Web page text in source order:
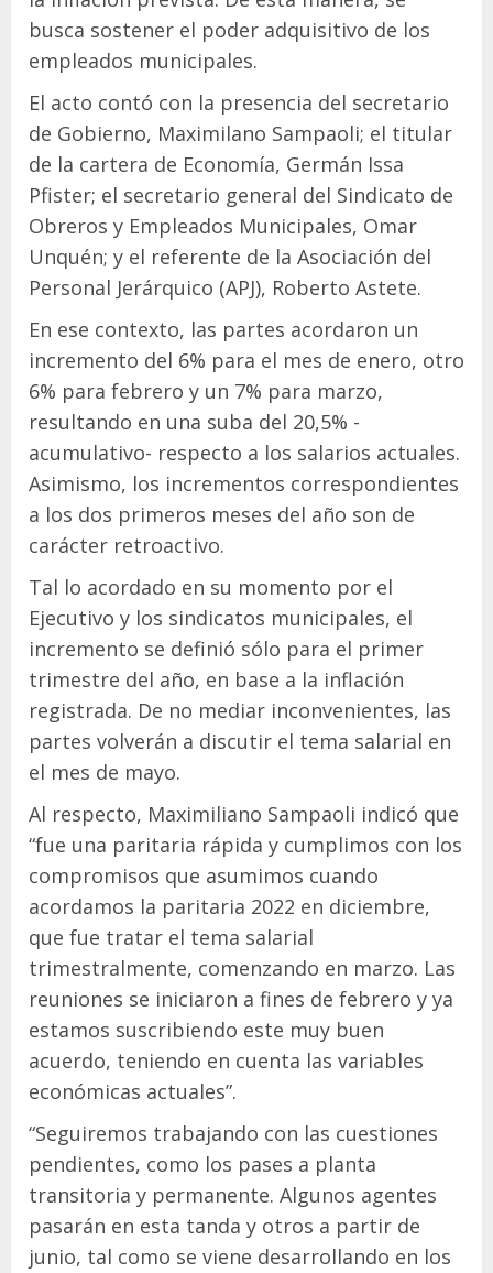
busca sostener el poder adquisitivo de los
empleados municipales.
El acto contó con la presencia del secretario
de Gobierno, Maximilano Sampaoli; el titular
de la cartera de Economía, Germán Issa
Pfister; el secretario general del Sindicato de
Obreros y Empleados Municipales, Omar
Unquén; y el referente de la Asociación del
Personal Jerárquico (APJ), Roberto Astete.
En ese contexto, las partes acordaron un
incremento del 6% para el mes de enero, otro
6% para febrero y un 7% para marzo,
resultando en una suba del 20,5% -
acumulativo- respecto a los salarios actuales.
Asimismo, los incrementos correspondientes
a los dos primeros meses del año son de
carácter retroactivo.
Tal lo acordado en su momento por el
Ejecutivo y los sindicatos municipales, el
incremento se definió sólo para el primer
trimestre del año, en base a la inflación
registrada. De no mediar inconvenientes, las
partes volverán a discutir el tema salarial en
el mes de mayo.
Al respecto, Maximiliano Sampaoli indicó que
“fue una paritaria rápida y cumplimos con los
compromisos que asumimos cuando
acordamos la paritaria 2022 en diciembre,
que fue tratar el tema salarial
trimestralmente, comenzando en marzo. Las
reuniones se iniciaron a fines de febrero y ya
estamos suscribiendo este muy buen
acuerdo, teniendo en cuenta las variables
económicas actuales”.
“Seguiremos trabajando con las cuestiones
pendientes, como los pases a planta
transitoria y permanente. Algunos agentes
pasarán en esta tanda y otros a partir de
junio, tal como se viene desarrollando en los